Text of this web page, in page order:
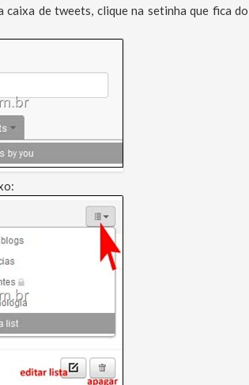
caixa de tweets, clique na setinha que fica do